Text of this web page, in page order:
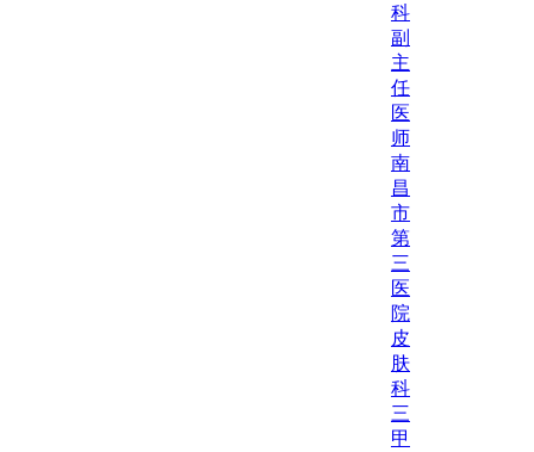
科
副
主
任
医
师
南
昌
市
第
三
医
院
皮
肤
科
三
甲